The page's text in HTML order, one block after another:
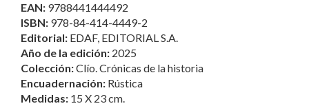
EAN: 9788441444492
ISBN: 978-84-414-4449-2
Editorial: EDAF, EDITORIAL S.A.
Año de la edición: 2025
Colección:Clío. Crónicas de la historia
Encuadernación: Rústica
Medidas: 15 X 23 cm.